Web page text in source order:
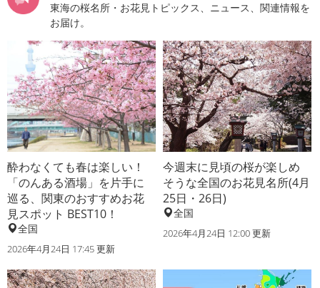
東海の桜名所・お花見トピックス、ニュース、関連情報を
お届け。
酔わなくても春は楽しい！
「のんある酒場」を片手に
巡る、関東のおすすめお花
見スポット BEST10！
全国
2026年4月24日 17:45 更新
今週末に見頃の桜が楽しめ
そうな全国のお花見名所(4月
25日・26日)
全国
2026年4月24日 12:00 更新